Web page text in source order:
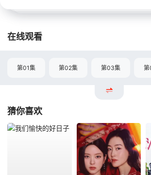
在线观看
第01集 第02集 第03集
猜你喜欢